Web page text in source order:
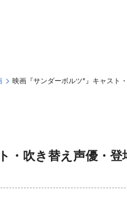
映画『サンダーボルツ*』キャスト
・吹き替え声優・登